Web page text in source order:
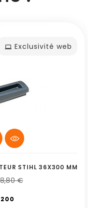
Exclusivité web
STIHL 36X300 MM
€